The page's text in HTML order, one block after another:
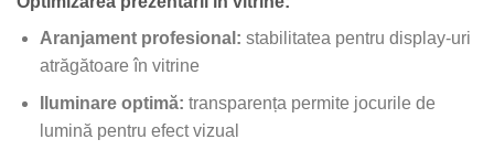
Aranjament profesional: stabilitatea pentru display-uri
atrăgătoare în vitrine
Iluminare optimă: transparența permite jocurile de
lumină pentru efect vizual